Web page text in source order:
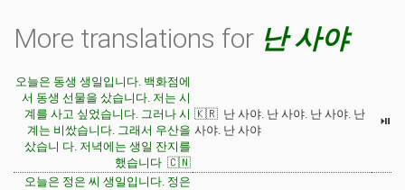
More translations for 난 사야
오늘은 동생 생일입니다. 백화점에
서 동생 선물을 샀습니다. 저는 시
계를 사고 싶었습니다. 그러나 시
계는 비쌌습니다. 그래서 우산을
샀습니 다. 저녁에는 생일 잔지를
했습니다 🇨🇳
🇰🇷 난 사야. 난 사야. 난 사야. 난
사야. 난 사야
⏯
오늘은 정은 씨 생일입니다. 정은